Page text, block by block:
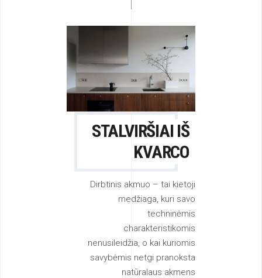
STALVIRŠIAI IŠ
KVARCO
Dirbtinis akmuo – tai kietoji
medžiaga, kuri savo
techninėmis
charakteristikomis
nenusileidžia, o kai kuriomis
savybėmis netgi pranoksta
natūralaus akmens